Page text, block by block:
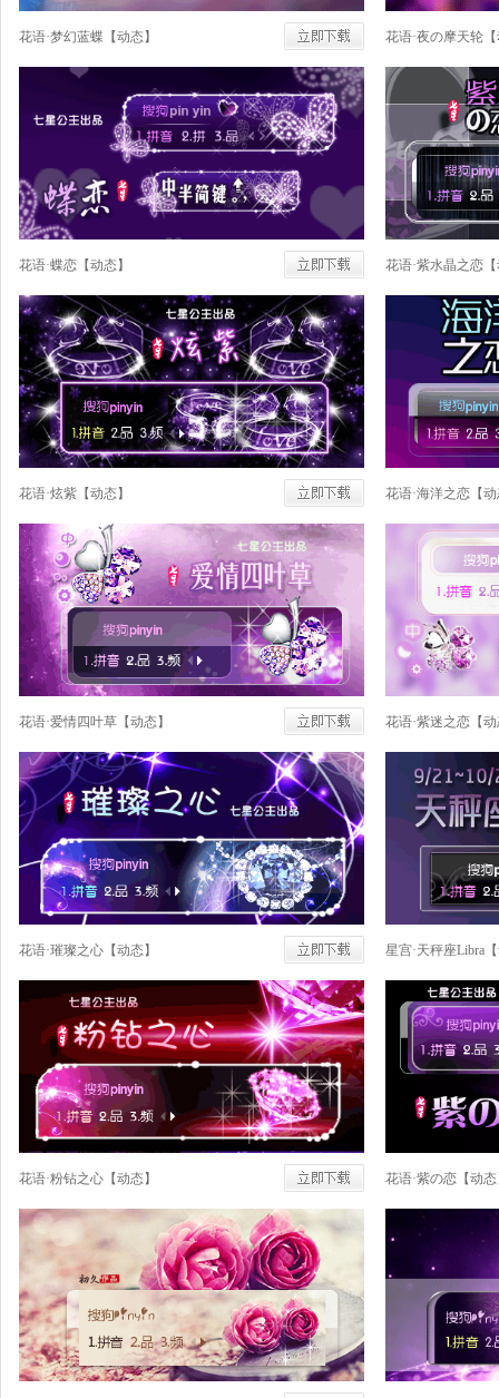
花语·梦幻蓝蝶【动态】 花语·夜の摩天轮
花语·蝶恋【动态】 花语·紫水晶之恋
花语·炫紫【动态】 花语·海洋之恋【
花语·爱情四叶草【动态】 花语·紫迷之恋【
花语·璀璨之心【动态】 星宫·天秤座Libra
花语·粉钻之心【动态】 花语·紫の恋【动